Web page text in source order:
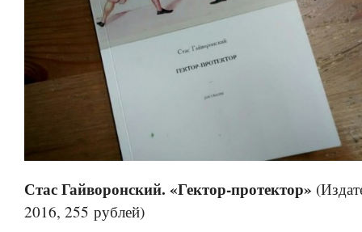
Стас Гайворонский. «Гектор-протектор»
2016, 255 рублей)